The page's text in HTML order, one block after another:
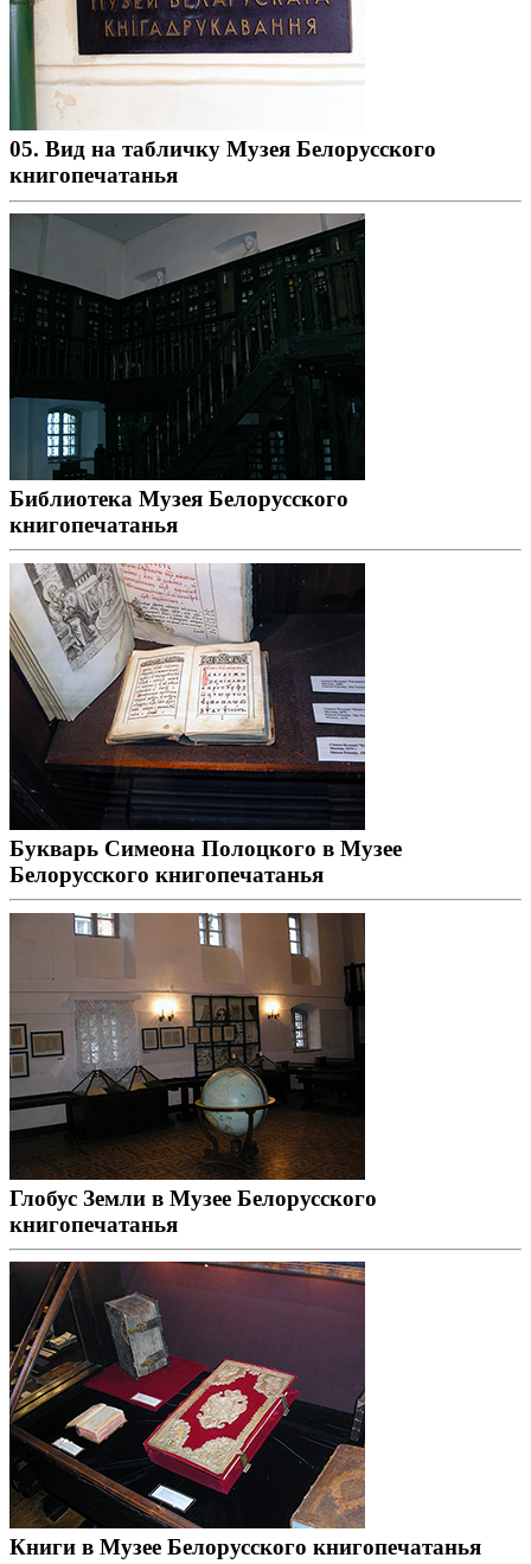
05. Вид на табличку Музея Белорусского
книгопечатанья
Библиотека Музея Белорусского
книгопечатанья
Букварь Симеона Полоцкого в Музее
Белорусского книгопечатанья
Глобус Земли в Музее Белорусского
книгопечатанья
Книги в Музее Белорусского книгопечатанья